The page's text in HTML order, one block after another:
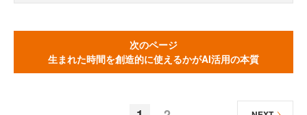
次のページ
生まれた時間を創造的に使えるかがAI活用の本質